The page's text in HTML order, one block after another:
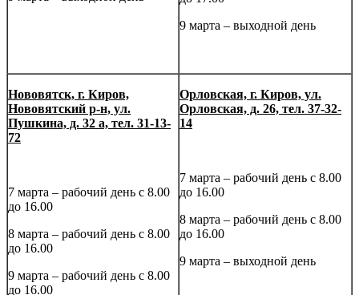
9 марта – выходной день
Нововятск, г. Киров,
Нововятский р-н, ул.
Пушкина, д. 32 а, тел. 31-13-
72
7 марта – рабочий день с 8.00
до 16.00
8 марта – рабочий день с 8.00
до 16.00
9 марта – рабочий день с 8.00
до 16.00
Орловская, г. Киров, ул.
Орловская, д. 26, тел. 37-32-
14
7 марта – рабочий день с 8.00
до 16.00
8 марта – рабочий день с 8.00
до 16.00
9 марта – выходной день